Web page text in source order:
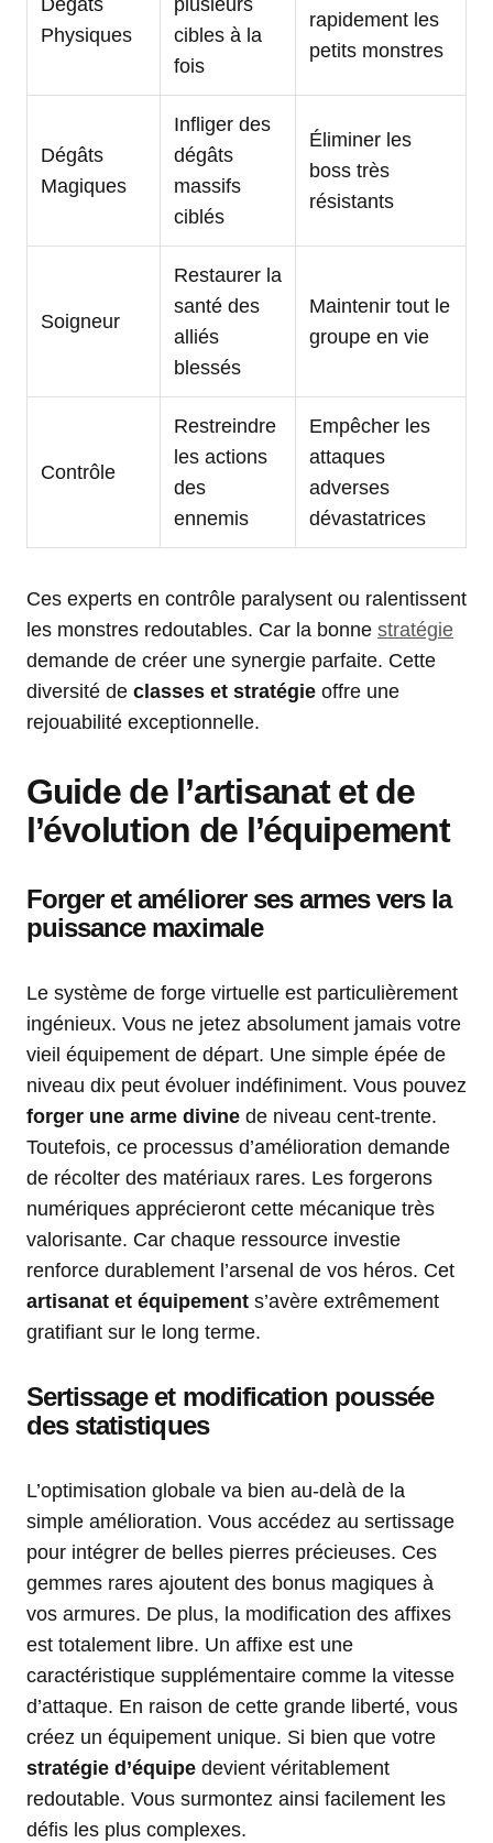
Dégâts
Physiques
plusieurs
cibles à la
fois
rapidement les
petits monstres
Dégâts
Magiques
Infliger des
dégâts
massifs
ciblés
Éliminer les
boss très
résistants
Soigneur
Restaurer la
santé des
alliés
blessés
Maintenir tout le
groupe en vie
Contrôle
Restreindre
les actions
des
ennemis
Empêcher les
attaques
adverses
dévastatrices
Ces experts en contrôle paralysent ou ralentissent
les monstres redoutables. Car la bonne stratégie
demande de créer une synergie parfaite. Cette
diversité de classes et stratégie offre une
rejouabilité exceptionnelle.
Guide de l’artisanat et de
l’évolution de l’équipement
Forger et améliorer ses armes vers la
puissance maximale
Le système de forge virtuelle est particulièrement
ingénieux. Vous ne jetez absolument jamais votre
vieil équipement de départ. Une simple épée de
niveau dix peut évoluer indéfiniment. Vous pouvez
forger une arme divine de niveau cent-trente.
Toutefois, ce processus d’amélioration demande
de récolter des matériaux rares. Les forgerons
numériques apprécieront cette mécanique très
valorisante. Car chaque ressource investie
renforce durablement l’arsenal de vos héros. Cet
artisanat et équipement s’avère extrêmement
gratifiant sur le long terme.
Sertissage et modification poussée
des statistiques
L’optimisation globale va bien au-delà de la
simple amélioration. Vous accédez au sertissage
pour intégrer de belles pierres précieuses. Ces
gemmes rares ajoutent des bonus magiques à
vos armures. De plus, la modification des affixes
est totalement libre. Un affixe est une
caractéristique supplémentaire comme la vitesse
d’attaque. En raison de cette grande liberté, vous
créez un équipement unique. Si bien que votre
stratégie d’équipe devient véritablement
redoutable. Vous surmontez ainsi facilement les
défis les plus complexes.